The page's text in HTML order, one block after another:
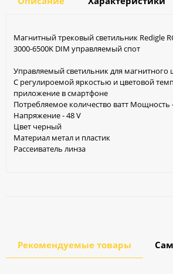
Магнитный трековый светильник Redigle
3000-6500K DIM управляемый спот
Управляемый светильник для
С регулироемой яркостью и цветовой
приложение в смартфоне
Потребляемое количество ватт Мощность
Напряжение - 48 V
Цвет черный
Материал метал и пластик
Рассеиватель линза
Рекомендуемые товары